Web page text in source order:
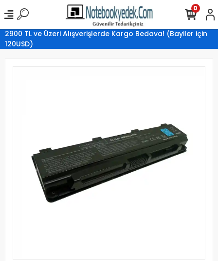
2900 TL ve Üzeri Alışverişlerde Kargo Bedava! (Bayiler için
120USD)
0